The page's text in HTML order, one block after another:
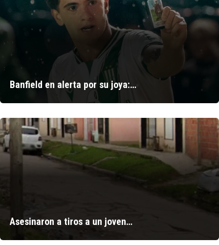
Banfield en alerta por su joya:…
Asesinaron a tiros a un joven…